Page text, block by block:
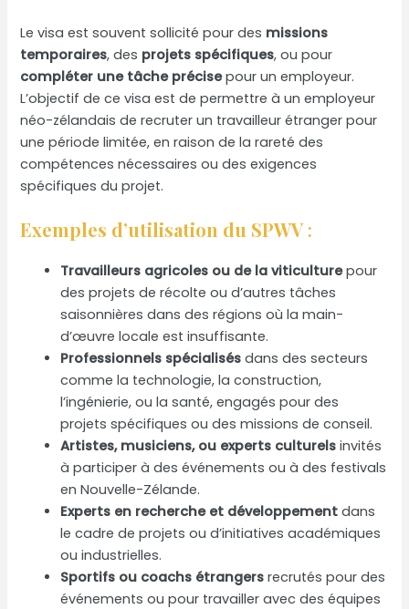
Le visa est souvent sollicité pour des missions
temporaires, des projets spécifiques, ou pour
compléter une tâche précisepour un employeur.
L’objectif de ce visa est de permettre à un employeur
néo-zélandais de recruter un travailleur étranger pour
une période limitée, en raison de la rareté des
compétences nécessaires ou des exigences
spécifiques du projet.
Exemples d’utilisation du SPWV:
Travailleurs agricoles ou de la viticulturepour
des projets de récolte ou d’autres tâches
saisonnières dans des régions où la main-
d’œuvre locale est insuffisante.
Professionnels spécialisés dans des secteurs
comme la technologie, la construction,
l’ingénierie, ou la santé, engagés pour des
projets spécifiques ou des missions de conseil.
Artistes, musiciens, ou experts culturels invités
à participer à des événements ou à des festivals
en Nouvelle-Zélande.
Experts en recherche et développement dans
le cadre de projets ou d’initiatives académiques
ou industrielles.
Sportifs ou coachs étrangers recrutés pour des
événements ou pour travailler avec des équipes